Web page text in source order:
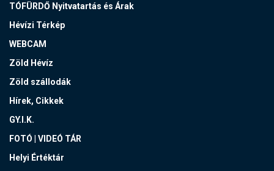
TÓFÜRDŐ Nyitvatartás és Árak
Hévízi Térkép
WEBCAM
Zöld Hévíz
Zöld szállodák
Hírek, Cikkek
GY.I.K.
FOTÓ | VIDEÓ TÁR
Helyi Értéktár